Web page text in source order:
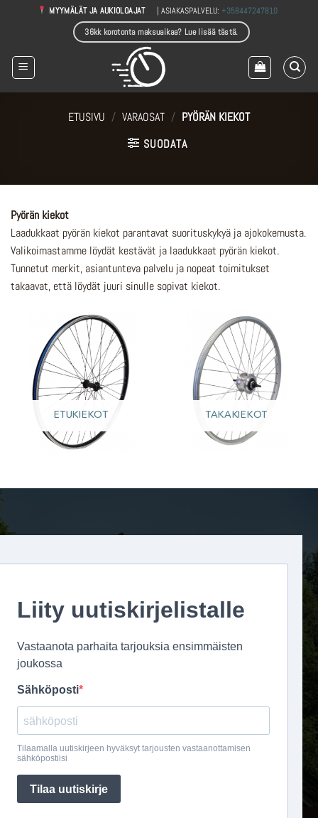
MYYMÄLÄT JA AUKIOLOAJAT | ASIAKASPALVELU:+358447247810
36kk korotonta maksuaikaa? Lue lisää tästä.
ETUSIVU / VARAOSAT / PYÖRÄN KIEKOT
SUODATA
Pyörän kiekot
Laadukkaat pyörän kiekot parantavat suorituskykyä ja ajokokemusta.
Valikoimastamme löydät kestävät ja laadukkaat pyörän kiekot.
Tunnetut merkit, asiantunteva palvelu ja nopeat toimitukset
takaavat, että löydät juuri sinulle sopivat kiekot.
ETUKIEKOT TAKAKIEKOT